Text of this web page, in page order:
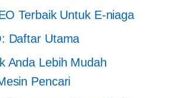
Terbaik Untuk E-niaga
Daftar Utama
Anda Lebih Mudah
Pencari